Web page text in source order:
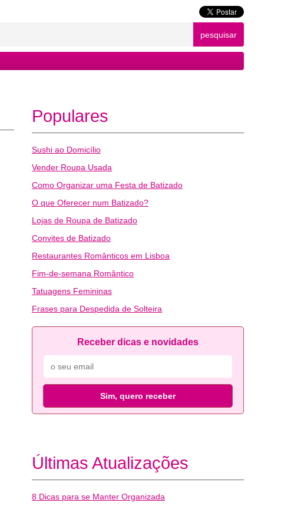
pesquisar
Populares
Sushi ao Domicílio
Vender Roupa Usada
Como Organizar uma Festa de Batizado
O que Oferecer num Batizado?
Lojas de Roupa de Batizado
Convites de Batizado
Restaurantes Românticos em Lisboa
Fim-de-semana Romântico
Tatuagens Femininas
Frases para Despedida de Solteira
Receber dicas e novidades
Sim, quero receber
Últimas Atualizações
8 Dicas para se Manter Organizada